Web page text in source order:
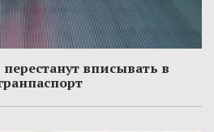
вписывать в